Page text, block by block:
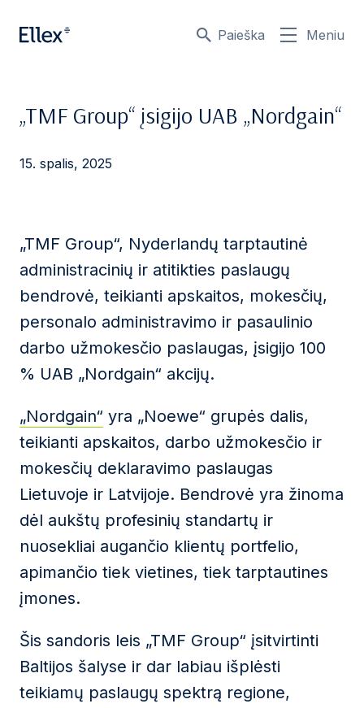
Paieška Meniu
„TMF Group“ įsigijo UAB „Nordgain“
15. spalis, 2025
„TMF Group“, Nyderlandų tarptautinė
administracinių ir atitikties paslaugų
bendrovė, teikianti apskaitos, mokesčių,
personalo administravimo ir pasaulinio
darbo užmokesčio paslaugas, įsigijo 100
% UAB „Nordgain“ akcijų.
„Nordgain“ yra „Noewe“ grupės dalis,
teikianti apskaitos, darbo užmokesčio ir
mokesčių deklaravimo paslaugas
Lietuvoje ir Latvijoje. Bendrovė yra žinoma
dėl aukštų profesinių standartų ir
nuosekliai augančio klientų portfelio,
apimančio tiek vietines, tiek tarptautines
įmones.
Šis sandoris leis „TMF Group“ įsitvirtinti
Baltijos šalyse ir dar labiau išplėsti
teikiamų paslaugų spektrą regione,